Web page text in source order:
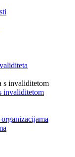
s invaliditetom
invaliditetom